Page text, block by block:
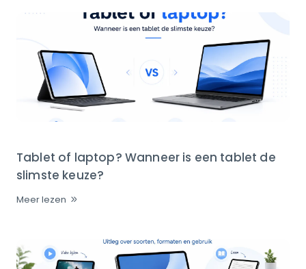
Tablet of laptop? Wanneer is een tablet de
slimste keuze?
Meer lezen